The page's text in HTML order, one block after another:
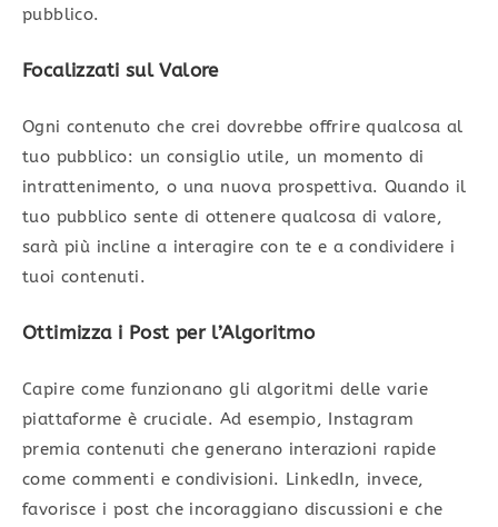
pubblico.
Focalizzati sul Valore
Ogni contenuto che crei dovrebbe offrire qualcosa al
tuo pubblico: un consiglio utile, un momento di
intrattenimento, o una nuova prospettiva. Quando il
tuo pubblico sente di ottenere qualcosa di valore,
sarà più incline a interagire con te e a condividere i
tuoi contenuti.
Ottimizza i Post per l’Algoritmo
Capire come funzionano gli algoritmi delle varie
piattaforme è cruciale. Ad esempio, Instagram
premia contenuti che generano interazioni rapide
come commenti e condivisioni. LinkedIn, invece,
favorisce i post che incoraggiano discussioni e che